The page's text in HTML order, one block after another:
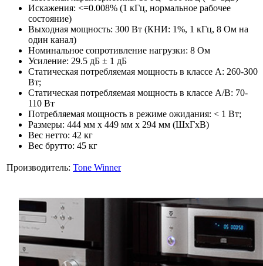
Искажения: <=0.008% (1 кГц, нормальное рабочее
состояние)
Выходная мощность: 300 Вт (КНИ: 1%, 1 кГц, 8 Ом на
один канал)
Номинальное сопротивление нагрузки: 8 Ом
Усиление: 29.5 дБ ± 1 дБ
Статическая потребляемая мощность в классе А: 260-300
Вт;
Статическая потребляемая мощность в классе А/В: 70-
110 Вт
Потребляемая мощность в режиме ожидания: < 1 Вт;
Размеры: 444 мм x 449 мм x 294 мм (ШxГxВ)
Вес нетто: 42 кг
Вес брутто: 45 кг
Производитель: Tone Winner